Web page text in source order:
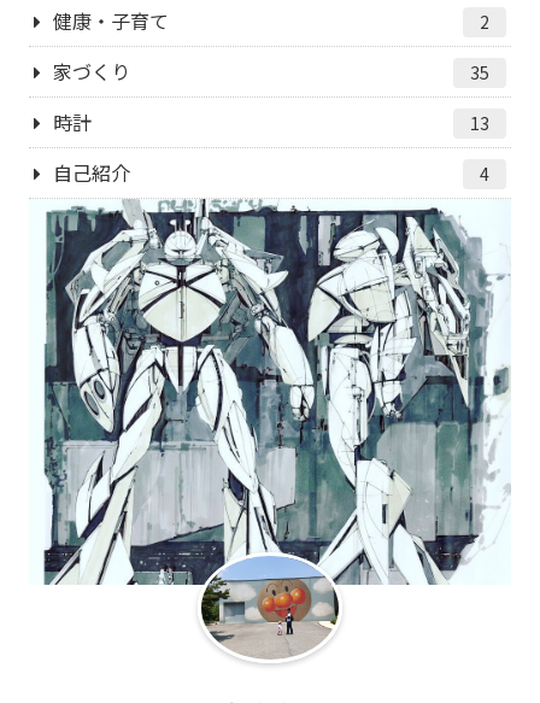
健康・子育て 2
家づくり 35
時計 13
自己紹介 4